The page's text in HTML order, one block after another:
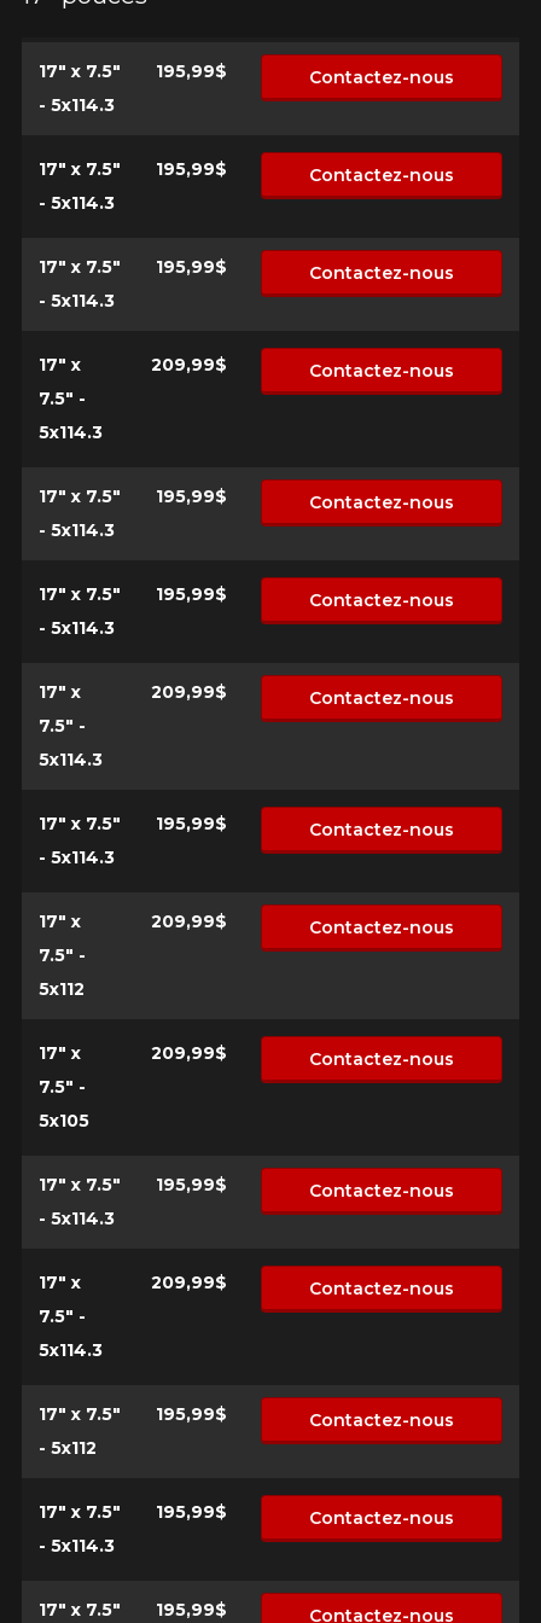
POUR UN TEMPS LIMITÉ SUR
MINIMUM DE 500$ AVANT TAXES.
POUR UN TEMPS LIMITÉ SUR
PRODUITS SÉLECTIONNÉS.
MINIMUM DE 500$ AVANT TAXES.
PLUS D'INFO
17" x 7.5"
- 5x114.3
195,99$ Contactez-nous
17" x 7.5"
- 5x114.3
195,99$ Contactez-nous
17" x 7.5"
- 5x114.3
195,99$ Contactez-nous
17" x
7.5" -
5x114.3
209,99$ Contactez-nous
17" x 7.5"
- 5x114.3
195,99$ Contactez-nous
17" x 7.5"
- 5x114.3
195,99$ Contactez-nous
17" x
7.5" -
5x114.3
209,99$ Contactez-nous
17" x 7.5"
- 5x114.3
195,99$ Contactez-nous
17" x
7.5" -
5x112
209,99$ Contactez-nous
17" x
7.5" -
5x105
209,99$ Contactez-nous
17" x 7.5"
- 5x114.3
195,99$ Contactez-nous
17" x
7.5" -
5x114.3
209,99$ Contactez-nous
17" x 7.5"
- 5x112
195,99$ Contactez-nous
17" x 7.5"
- 5x114.3
195,99$ Contactez-nous
17" x 7.5" 195,99$ Contactez-nous
VOICI LES DIMENSIONS POUR VOTRE VÉHICULE
Malheureusement, aucun résultat ne
convenant parfaitement à votre
aider à trouver le produit qu'il vous faut.